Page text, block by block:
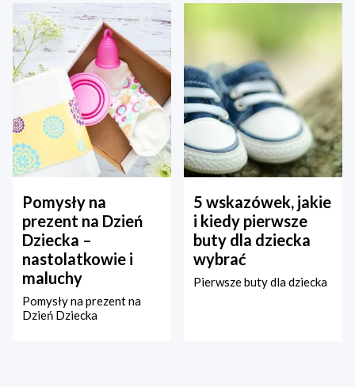
Pomysły na
prezent na Dzień
Dziecka –
nastolatkowie i
maluchy
Pomysły na prezent na
Dzień Dziecka
5 wskazówek, jakie
i kiedy pierwsze
buty dla dziecka
wybrać
Pierwsze buty dla dziecka